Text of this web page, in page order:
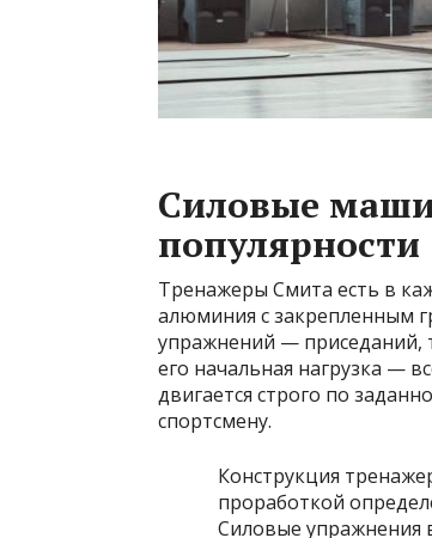
Силовые
популярности
Тренажеры Смита есть в
алюминия с закрепленным
упражнений — приседаний,
его начальная нагрузка —
двигается строго по
спортсмену.
Конструкция
проработкой
Силовые упражнения